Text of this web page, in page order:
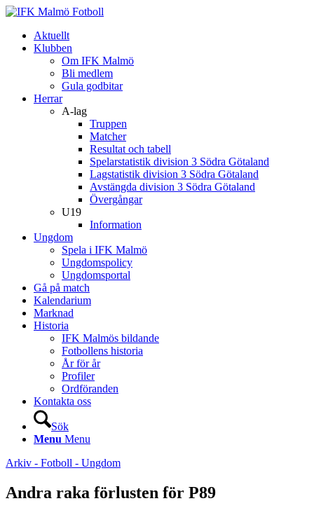
Aktuellt
Klubben
Om IFK Malmö
Bli medlem
Gula godbitar
Herrar
A-lag
Truppen
Matcher
Resultat och tabell
Spelarstatistik division 3 Södra Götaland
Lagstatistik division 3 Södra Götaland
Avstängda division 3 Södra Götaland
Övergångar
U19
Information
Ungdom
Spela i IFK Malmö
Ungdomspolicy
Ungdomsportal
Gå på match
Kalendarium
Marknad
Historia
IFK Malmös bildande
Fotbollens historia
År för år
Profiler
Ordföranden
Kontakta oss
Sök
Menu Menu
Arkiv - Fotboll - Ungdom
Andra raka förlusten för P89